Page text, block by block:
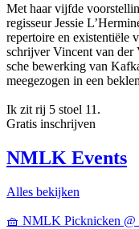
Met haar vijfde
regisseur Jessie
repertoire en exis­ten­tiële
schrijver Vincent van der
sche bewerking van
meegezogen in een
Ik zit rij 5 stoel 11.
Gratis inschrijven
NMLK Events
Alles bekijken
🧺 NMLK Picknicken @